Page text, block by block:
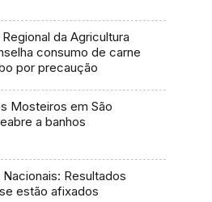
da Agricultura
consumo de carne
por precaução
Mosteiros em São
a banhos
Nacionais: Resultados
estão afixados